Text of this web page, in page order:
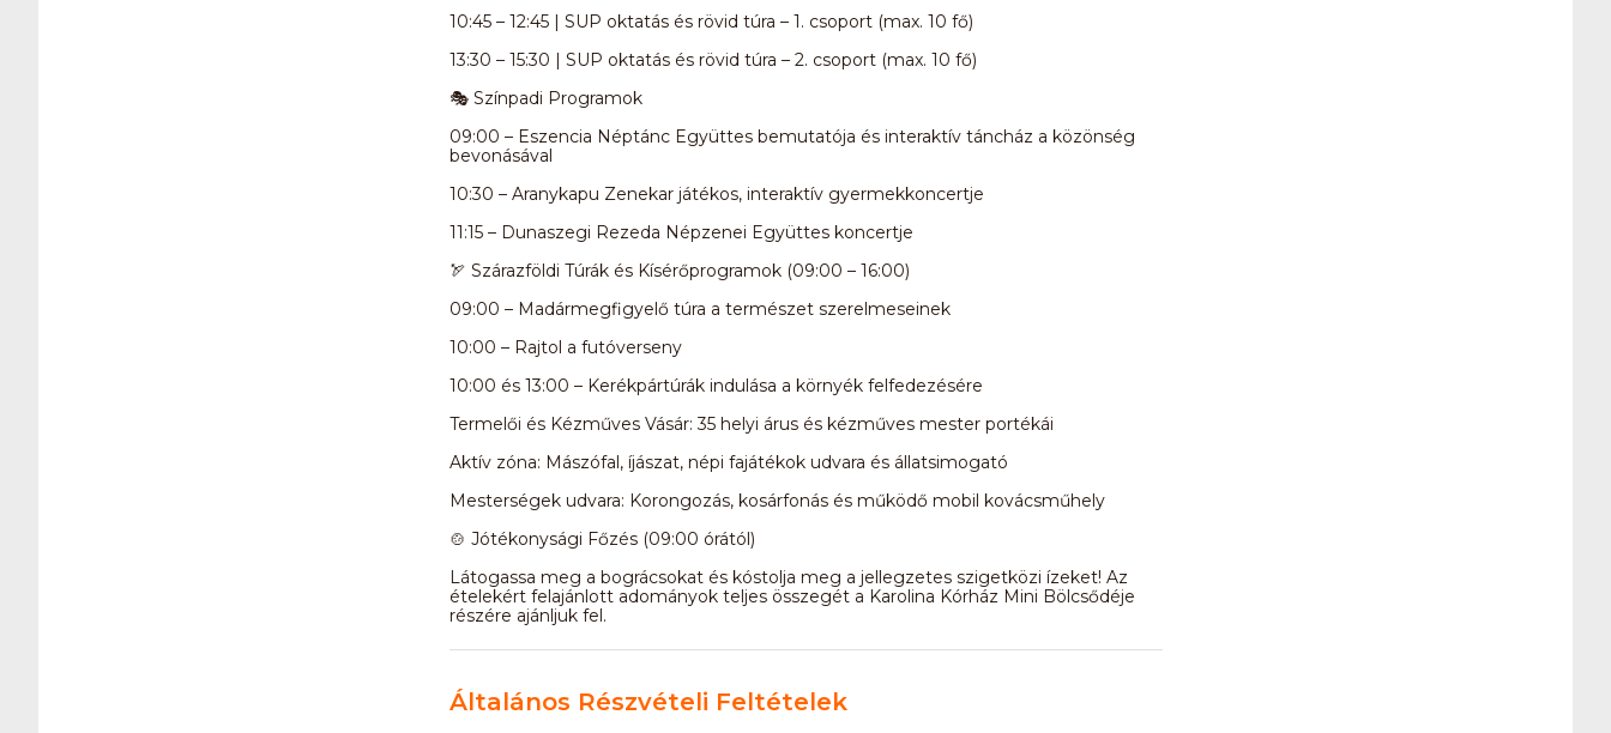
10:45 – 12:45 | SUP oktatás és rövid túra – 1. csoport (max. 10 fő)
13:30 – 15:30 | SUP oktatás és rövid túra – 2. csoport (max. 10 fő)
🎭 Színpadi Programok
09:00 – Eszencia Néptánc Együttes bemutatója és interaktív táncház a közönség
bevonásával
10:30 – Aranykapu Zenekar játékos, interaktív gyermekkoncertje
11:15 – Dunaszegi Rezeda Népzenei Együttes koncertje
🏹 Szárazföldi Túrák és Kísérőprogramok (09:00 – 16:00)
09:00 – Madármegfigyelő túra a természet szerelmeseinek
10:00 – Rajtol a futóverseny
10:00 és 13:00 – Kerékpártúrák indulása a környék felfedezésére
Termelői és Kézműves Vásár: 35 helyi árus és kézműves mester portékái
Aktív zóna: Mászófal, íjászat, népi fajátékok udvara és állatsimogató
Mesterségek udvara: Korongozás, kosárfonás és működő mobil kovácsműhely
🍲 Jótékonysági Főzés (09:00 órától)
Látogassa meg a bográcsokat és kóstolja meg a jellegzetes szigetközi ízeket! Az
ételekért felajánlott adományok teljes összegét a Karolina Kórház Mini Bölcsődéje
részére ajánljuk fel.
Általános Részvételi Feltételek